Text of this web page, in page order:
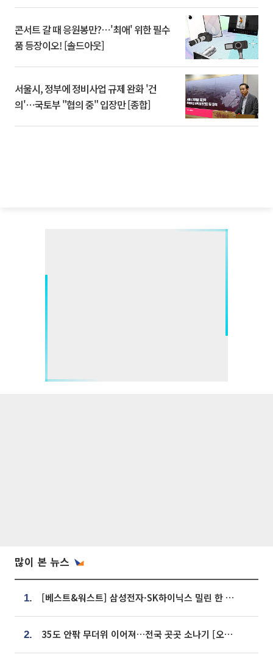
콘서트 갈 때 응원봉만?⋯'최애' 위한 필수
품 등장이오! [솔드아웃]
서울시, 정부에 정비사업 규제 완화 '건
의'⋯국토부 "협의 중" 입장만 [종합]
많이 본 뉴스
1. [베스트&워스트] 삼성전자·SK하이닉스 밀린 한 주…상상인증권은 85% 급등
2. 35도 안팎 무더위 이어져…전국 곳곳 소나기 [오늘 날씨]